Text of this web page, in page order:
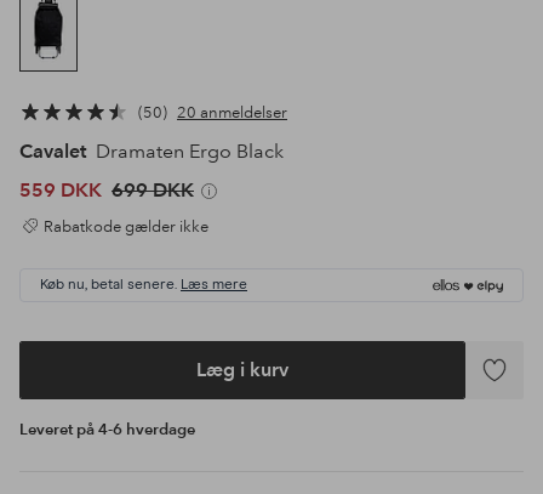
50 20 anmeldelser
Cavalet Dramaten Ergo Black
559 DKK 699 DKK
Rabatkode gælder ikke
Køb nu, betal senere. Læs mere
Læg i kurv
Tilføj
Leveret på 4-6 hverdage